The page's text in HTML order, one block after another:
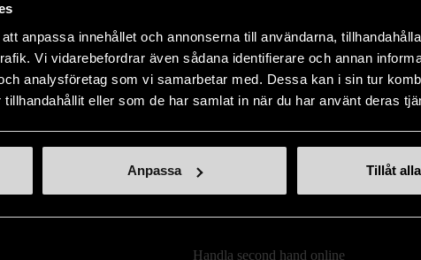
anpassa innehållet och annonserna till användarna,
Vi vidarebefordrar även sådana identifierare och annan
analysföretag som vi samarbetar med. Dessa kan i sin tur
eller som de har samlat in när du har använt deras
Anpassa Tillåt
Handla second hand online